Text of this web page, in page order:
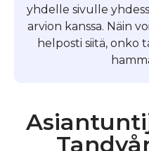
yhdelle sivulle
arvion kanssa. Näin
helposti siitä, onko